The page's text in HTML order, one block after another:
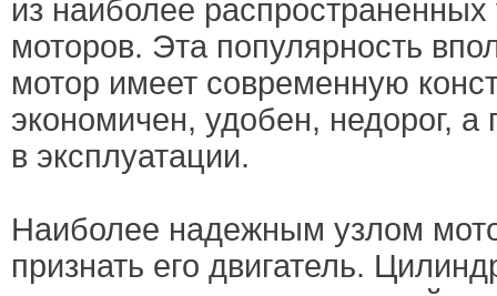
из наиболее
моторов. Эта популярность
мотор имеет современную
экономичен, удобен, недорог, а
в эксплуатации.
Наиболее надежным узлом
признать его двигатель.